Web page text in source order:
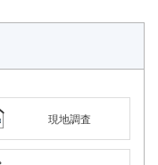
現地調査